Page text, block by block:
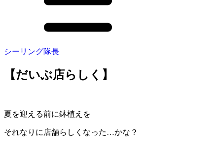
シーリング隊長
【だいぶ店らしく】
夏を迎える前に鉢植えを
それなりに店舗らしくなった…かな？